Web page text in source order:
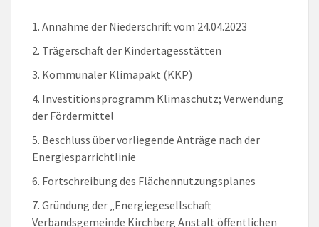
Annahme der Niederschrift vom 24.04.2023
Trägerschaft der Kindertagesstätten
Kommunaler Klimapakt (KKP)
Investitionsprogramm Klimaschutz; Verwendung
der Fördermittel
Beschluss über vorliegende Anträge nach der
Energiesparrichtlinie
Fortschreibung des Flächennutzungsplanes
Gründung der „Energiegesellschaft
Verbandsgemeinde Kirchberg Anstalt öffentlichen